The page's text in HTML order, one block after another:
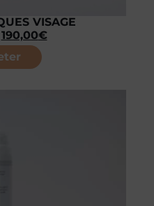
VISAGE
190,00€